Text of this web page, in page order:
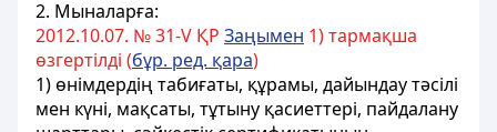
2. Мыналарға:
2012.10.07. № 31-V ҚР Заңымен 1) тармақша
өзгертілді (бұр. ред. қара)
1) өнiмдердiң табиғаты, құрамы, дайындау тәсiлi
мен күнi, мақсаты, тұтыну қасиеттерi, пайдалану